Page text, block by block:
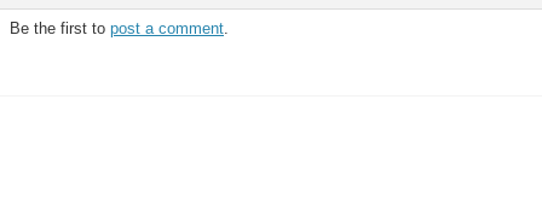
Be the first to post a comment.